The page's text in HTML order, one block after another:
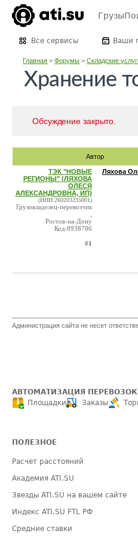
Грузы
Все сервисы Ваши
Главная >Форумы >Складские
Хранение
Обсуждение закрыто.
Автор
ТЭК "НОВЫЕ
РЕГИОНЫ" (ЛЯХОВА
ОЛЕСЯ
АЛЕКСАНДРОВНА, ИП)
(ИНН:260203235001)
Грузовладелец-перевозчик
Ростов-на-Дону
Код:8938786
#1
Ляхова
Администрация сайта не несет
АВТОМАТИЗАЦИЯ ПЕРЕВОЗОК
Площадки
Заказы
ПОЛЕЗНОЕ
Расчет расстояний
Академия ATI.SU
Звезды ATI.SU на вашем сайте
Индекс ATI.SU FTL РФ
Средние ставки